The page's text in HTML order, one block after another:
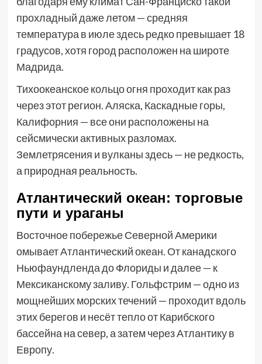
прохладный даже летом — средняя
температура в июле здесь редко превышает 18
градусов, хотя город расположен на широте
Мадрида.
Тихоокеанское кольцо огня проходит как раз
через этот регион. Аляска, Каскадные горы,
Калифорния — все они расположены на
сейсмически активных разломах.
Землетрясения и вулканы здесь — не редкость,
а природная реальность.
Атлантический океан: торговые
пути и ураганы
Восточное побережье Северной Америки
омывает Атлантический океан. От канадского
Ньюфаундленда до Флориды и далее — к
Мексиканскому заливу. Гольфстрим — одно из
мощнейших морских течений — проходит вдоль
этих берегов и несёт тепло от Карибского
бассейна на север, а затем через Атлантику в
Европу.